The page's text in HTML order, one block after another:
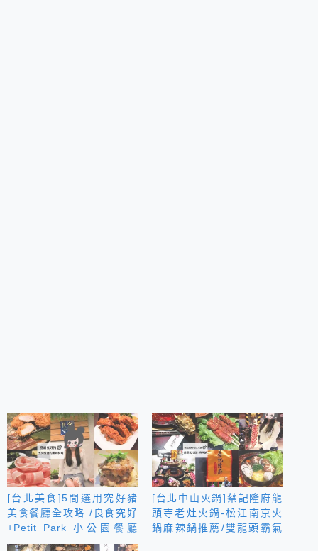
[台北美食]5間選用究好豬
美食餐廳全攻略 /良食究好
+Petit Park 小公園餐廳
+伊勢路 勝勢日式豬排+朕
[台北中山火鍋]蔡記隆府龍
頭寺老灶火鍋-松江南京火
鍋麻辣鍋推薦/雙龍頭霸氣